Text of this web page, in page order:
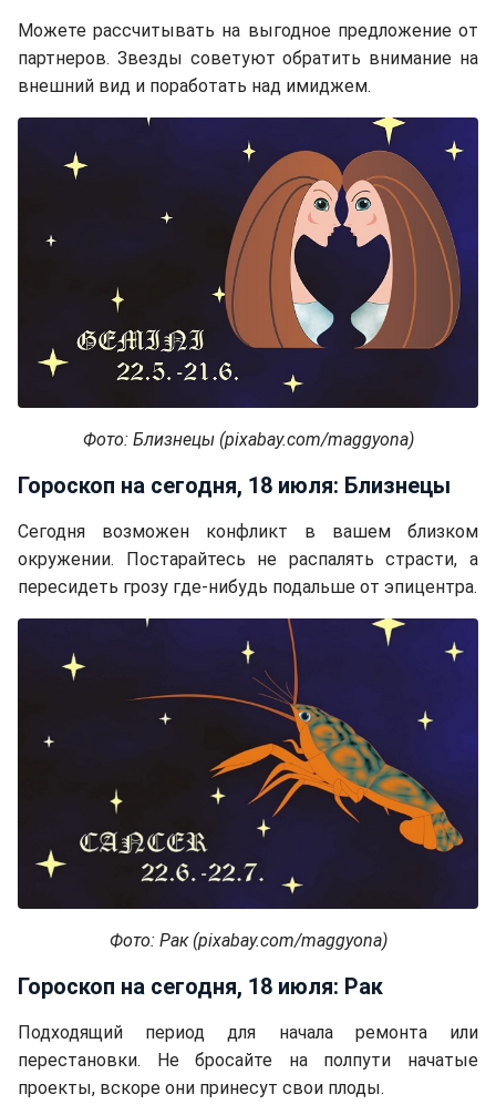
Можете рассчитывать на выгодное предложение от
партнеров. Звезды советуют обратить внимание на
внешний вид и поработать над имиджем.
Фото: Близнецы (pixabay.com/maggyona)
Гороскоп на сегодня, 18 июля: Близнецы
Сегодня возможен конфликт в вашем близком
окружении. Постарайтесь не распалять страсти, а
пересидеть грозу где-нибудь подальше от эпицентра.
Фото: Рак (pixabay.com/maggyona)
Гороскоп на сегодня, 18 июля: Рак
Подходящий период для начала ремонта или
перестановки. Не бросайте на полпути начатые
проекты, вскоре они принесут свои плоды.